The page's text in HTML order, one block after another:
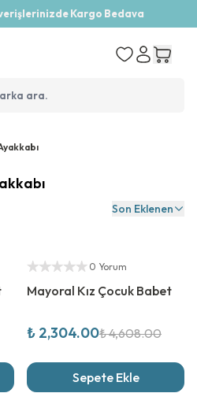
Kargo Bedava
Son Eklenen
Yetkili Satıcı
0 Yorum
Mayoral Kız Çocuk Babet
₺ 2,304.00₺ 4,608.00
Sepete Ekle